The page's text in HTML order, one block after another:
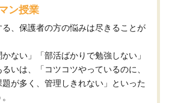
ン授業
、保護者の方の悩みは尽きることが
かない」「部活ばかりで勉強しない」
るいは、「コツコツやっているのに、
が多く、管理しきれない」といった